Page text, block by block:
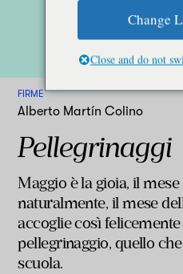
FIRME
Alberto Martín Colino
Pellegrinaggi
Maggio è la gioia, il
naturalmente, il mese
accoglie così
pellegrinaggio, quello
scuola.
Change
Close and do not